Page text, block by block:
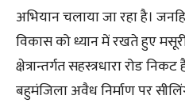
अभियान चलाया जा रहा है।
विकास को ध्यान में रखते हुए
क्षेत्रान्तर्गत सहस्त्रधारा रोड
बहुमंजिला अवैध निर्माण पर